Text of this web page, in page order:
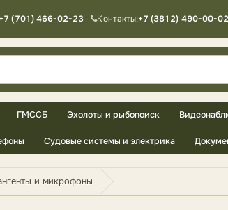
+7 (701) 466-02-23 Контакты:+7 (3812) 490-00-02
ГМССБ Эхолоты и рыбопоиск
Судовые системы и электрика
и микрофоны